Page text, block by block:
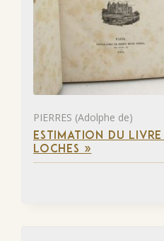
PIERRES (Adolphe de)
ESTIMATION DU
LOCHES »